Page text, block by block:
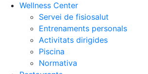
Wellness Center
Servei de fisiosalut
Entrenaments personals
Activitats dirigides
Piscina
Normativa